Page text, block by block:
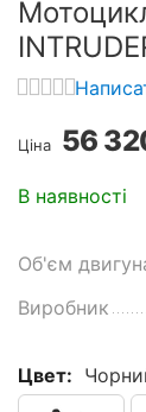
Ціна 56
В наявності
Об'єм
Виробник
Цвет: